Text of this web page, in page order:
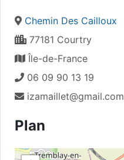
Chemin Des Cailloux
77181 Courtry
Île-de-France
06 09 90 13 19
izamaillet@gmail.com
Plan